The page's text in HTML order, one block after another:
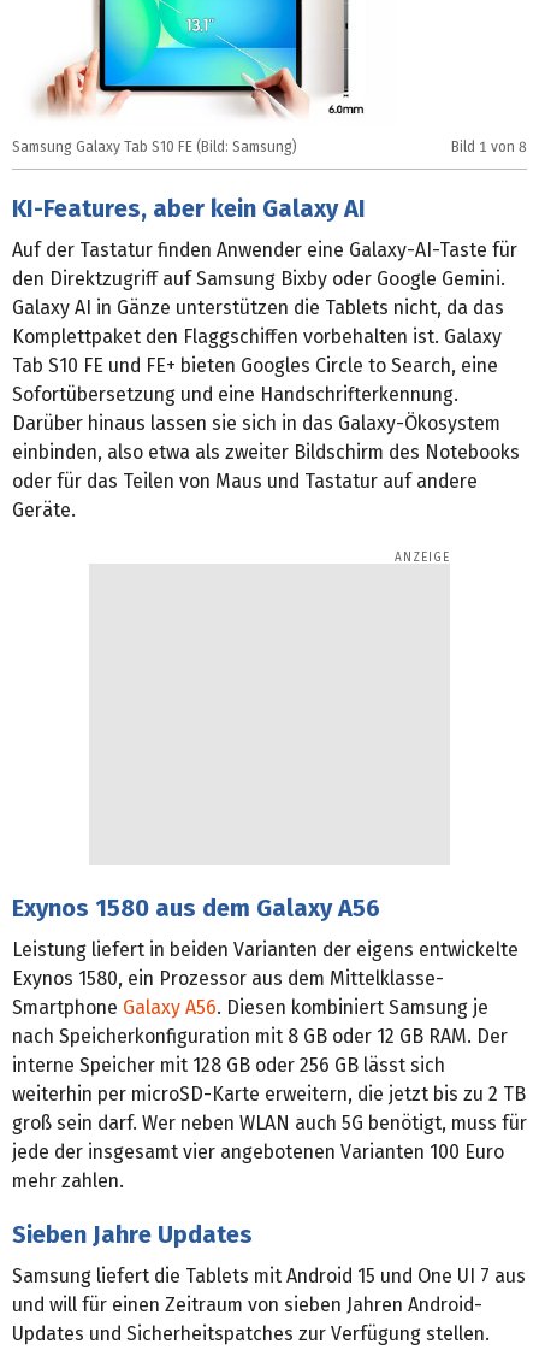
Samsung Galaxy Tab S10 FE (Bild: Samsung) Bild 1 von 8
KI-Features, aber kein Galaxy AI
Auf der Tastatur finden Anwender eine Galaxy-AI-Taste für
den Direktzugriff auf Samsung Bixby oder Google Gemini.
Galaxy AI in Gänze unterstützen die Tablets nicht, da das
Komplettpaket den Flaggschiffen vorbehalten ist. Galaxy
Tab S10 FE und FE+ bieten Googles Circle to Search, eine
Sofortübersetzung und eine Handschrifterkennung.
Darüber hinaus lassen sie sich in das Galaxy-Ökosystem
einbinden, also etwa als zweiter Bildschirm des Notebooks
oder für das Teilen von Maus und Tastatur auf andere
Geräte.
Exynos 1580 aus dem Galaxy A56
Leistung liefert in beiden Varianten der eigens entwickelte
Exynos 1580, ein Prozessor aus dem Mittelklasse-
Smartphone Galaxy A56. Diesen kombiniert Samsung je
nach Speicherkonfiguration mit 8 GB oder 12 GB RAM. Der
interne Speicher mit 128 GB oder 256 GB lässt sich
weiterhin per microSD-Karte erweitern, die jetzt bis zu 2 TB
groß sein darf. Wer neben WLAN auch 5G benötigt, muss für
jede der insgesamt vier angebotenen Varianten 100 Euro
mehr zahlen.
Sieben Jahre Updates
Samsung liefert die Tablets mit Android 15 und One UI 7 aus
und will für einen Zeitraum von sieben Jahren Android-
Updates und Sicherheitspatches zur Verfügung stellen.